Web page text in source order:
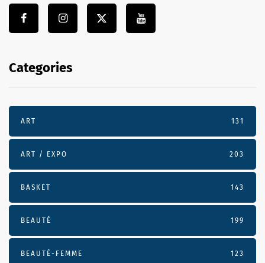
Categories
ART 131
ART / EXPO 203
BASKET 143
BEAUTÉ 199
BEAUTÉ-FEMME 123